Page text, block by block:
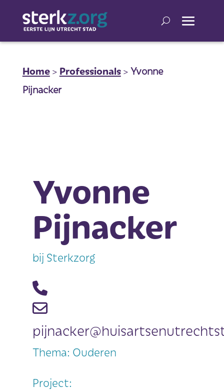
Home> Professionals> Yvonne
Pijnacker
Yvonne
Pijnacker
bij Sterkzorg
Thema: Ouderen
Project: